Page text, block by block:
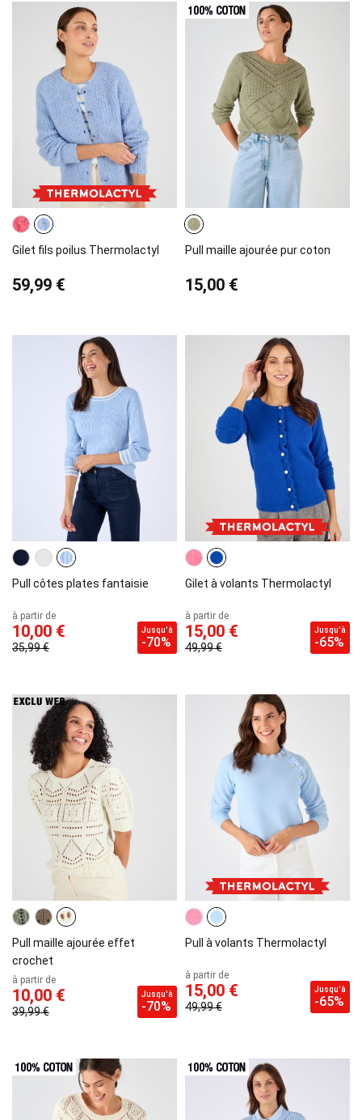
Gilet fils poilus Thermolactyl
59,99 €
Pull maille ajourée pur coton
15,00 €
Pull côtes plates fantaisie
à partir de
10,00 €
35,99 €
Jusqu'à
-70%
Gilet à volants Thermolactyl
à partir de
15,00 €
49,99 €
Jusqu'à
-65%
Pull maille ajourée effet
crochet
à partir de
10,00 €
39,99 €
Jusqu'à
-70%
Pull à volants Thermolactyl
à partir de
15,00 €
49,99 €
Jusqu'à
-65%